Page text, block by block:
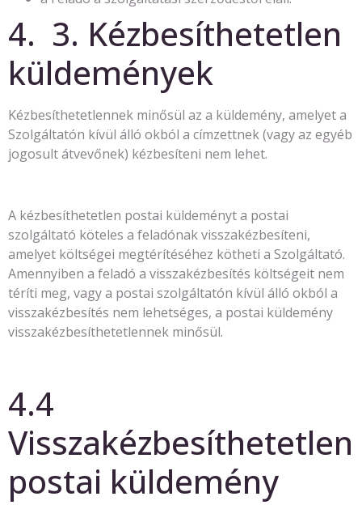
4. 3. Kézbesíthetetlen
küldemények
Kézbesíthetetlennek minősül az a küldemény, amelyet a
Szolgáltatón kívül álló okból a címzettnek (vagy az egyéb
jogosult átvevőnek) kézbesíteni nem lehet.
A kézbesíthetetlen postai küldeményt a postai
szolgáltató köteles a feladónak visszakézbesíteni,
amelyet költségei megtérítéséhez kötheti a Szolgáltató.
Amennyiben a feladó a visszakézbesítés költségeit nem
téríti meg, vagy a postai szolgáltatón kívül álló okból a
visszakézbesítés nem lehetséges, a postai küldemény
visszakézbesíthetetlennek minősül.
4.4
Visszakézbesíthetetlen
postai küldemény